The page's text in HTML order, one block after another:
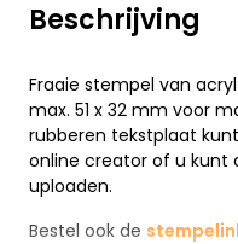
Beschrijving
Fraaie stempel van
max. 51 x 32 mm voor
rubberen tekstplaat
online creator of u kunt
uploaden.
Bestel ook de